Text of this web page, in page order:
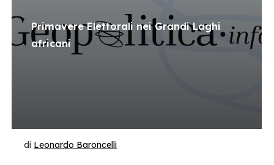
Primavere Elettorali nei Grandi Laghi
africani
di Leonardo Baroncelli